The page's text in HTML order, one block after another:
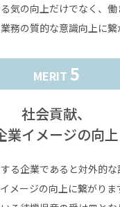
気の向上だけでなく、
務の質的な意識向上に繋
MERIT 5
社会貢献、
業イメージの向上
る企業であると対外的な
メージの向上に繋がりま